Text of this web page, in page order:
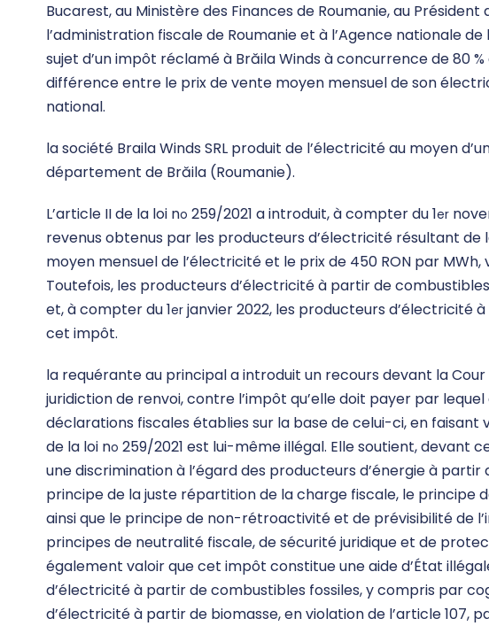
Bucarest, au Ministère des Finances de Roumanie, au Président
l’administration fiscale de Roumanie et à l’Agence nationale
sujet d’un impôt réclamé à Brăila Winds à concurrence de 80
différence entre le prix de vente moyen mensuel de son
national.
la société Braila Winds SRL produit de l’électricité au moyen
département de Brăila (Roumanie).
L’article II de la loi no 259/2021 a introduit, à compter du 1er
revenus obtenus par les producteurs d’électricité résultant
moyen mensuel de l’électricité et le prix de 450 RON par
Toutefois, les producteurs d’électricité à partir de
et, à compter du 1er janvier 2022, les producteurs d’électricité
cet impôt.
la requérante au principal a introduit un recours devant la Cour
juridiction de renvoi, contre l’impôt qu’elle doit payer par
déclarations fiscales établies sur la base de celui-ci, en faisant
de la loi no 259/2021 est lui-même illégal. Elle soutient, devant
une discrimination à l’égard des producteurs d’énergie à
principe de la juste répartition de la charge fiscale, le principe
ainsi que le principe de non-rétroactivité et de prévisibilité de
principes de neutralité fiscale, de sécurité juridique et de
également valoir que cet impôt constitue une aide d’État
d’électricité à partir de combustibles fossiles, y compris par
d’électricité à partir de biomasse, en violation de l’article 107,